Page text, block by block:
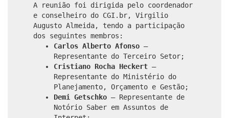
A reunião foi dirigida pelo coordenador
e conselheiro do CGI.br, Virgilio
Augusto Almeida, tendo a participação
dos seguintes membros:
Carlos Alberto Afonso –
Representante do Terceiro Setor;
Cristiano Rocha Heckert –
Representante do Ministério do
Planejamento, Orçamento e Gestão;
Demi Getschko – Representante de
Notório Saber em Assuntos de